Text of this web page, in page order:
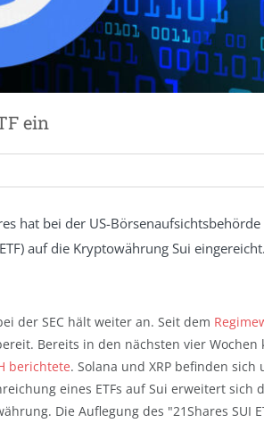
ein
hat bei der US-Börsenaufsichtsbehörde
auf die Kryptowährung Sui
der SEC hält weiter an. Seit dem
Bereits in den nächsten vier Wochen
berichtete. Solana und XRP befinden sich
eines ETFs auf Sui erweitert sich
Die Auflegung des "21Shares SUI